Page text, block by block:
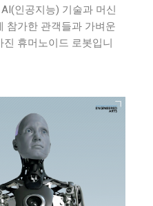
인공지능) 기술과 머신
참가한 관객들과 가벼운
휴머노이드 로봇입니